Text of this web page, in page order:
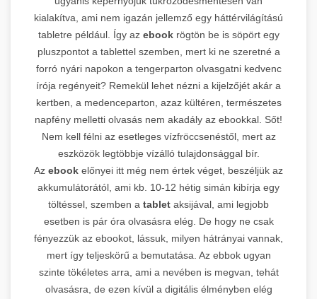
kialakítva, ami nem igazán jellemző egy háttérvilágítású
tabletre például. Így az ebookrögtön be is söpört egy
pluszpontot a tablettel szemben, mert ki ne szeretné a
forró nyári napokon a tengerparton olvasgatni kedvenc
írója regényeit? Remekül lehet nézni a kijelzőjét akár a
kertben, a medenceparton, azaz kültéren, természetes
napfény melletti olvasás nem akadály az ebookkal. Sőt!
Nem kell félni az esetleges vízfröccsenéstől, mert az
eszközök legtöbbje vízálló tulajdonsággal bír.
Az ebook előnyei itt még nem értek véget, beszéljük az
akkumulátorától, ami kb. 10-12 hétig simán kibírja egy
töltéssel, szemben a tablet aksijával, ami legjobb
esetben is pár óra olvasásra elég. De hogy ne csak
fényezzük az ebookot, lássuk, milyen hátrányai vannak,
mert így teljeskörű a bemutatása. Az ebbok ugyan
szinte tökéletes arra, ami a nevében is megvan, tehát
olvasásra, de ezen kívül a digitális élményben elég